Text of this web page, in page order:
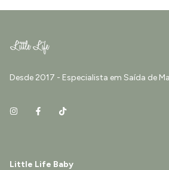
Desde 2017 - Especialista em Saída de
Little Life Baby